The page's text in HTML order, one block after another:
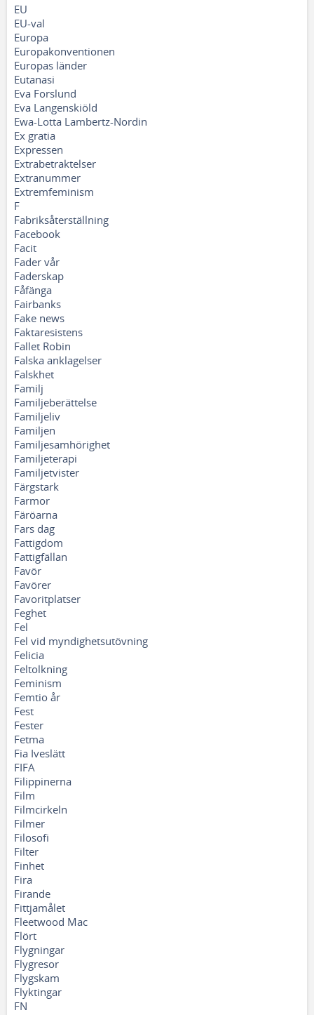
EU
EU-val
Europa
Europakonventionen
Europas länder
Eutanasi
Eva Forslund
Eva Langenskiöld
Ewa-Lotta Lambertz-Nordin
Ex gratia
Expressen
Extrabetraktelser
Extranummer
Extremfeminism
F
Fabriksåterställning
Facebook
Facit
Fader vår
Faderskap
Fåfänga
Fairbanks
Fake news
Faktaresistens
Fallet Robin
Falska anklagelser
Falskhet
Familj
Familjeberättelse
Familjeliv
Familjen
Familjesamhörighet
Familjeterapi
Familjetvister
Färgstark
Farmor
Färöarna
Fars dag
Fattigdom
Fattigfällan
Favör
Favörer
Favoritplatser
Feghet
Fel
Fel vid myndighetsutövning
Felicia
Feltolkning
Feminism
Femtio år
Fest
Fester
Fetma
Fia Iveslätt
FIFA
Filippinerna
Film
Filmcirkeln
Filmer
Filosofi
Filter
Finhet
Fira
Firande
Fittjamålet
Fleetwood Mac
Flört
Flygningar
Flygresor
Flygskam
Flyktingar
FN